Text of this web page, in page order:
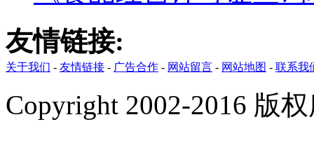
友情链接:
关于我们 - 友情链接 - 广告合作 - 网站留言 - 网站地图 - 联系我
Copyright 2002-2016 版